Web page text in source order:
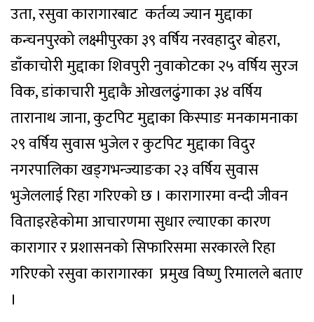
उता, रसुवा कारागारबाट कर्तव्य ज्यान मुद्दाका
कन्चनपुरको लक्ष्मीपुरका ३९ वर्षिय नरवहादुर बोहरा,
डाँकाचोरी मुद्दाका शिवपुरी नुवाकोटका २५ वर्षिय सुरज
विक, डांकाचारी मुद्दाकै ओखलढुंगाका ३४ वर्षिय
तारानाथ जाना, कुटपिट मुद्दाका किस्पाङ मनकामनाका
२९ वर्षिय सुवास भुजेल र कुटपिट मुद्दाका विदुर
नगरपालिका खड्गभन्ज्याङका २३ वर्षिय सुवास
भुजेललाई रिहा गरिएको छ । कारागारमा वन्दी जीवन
विताइरहेकोमा आचारणमा सुधार ल्याएका कारण
कारागार र प्रशासनको सिफारिसमा सरकारले रिहा
गरिएको रसुवा कारागारका प्रमुख विष्णु रिमालले बताए
।